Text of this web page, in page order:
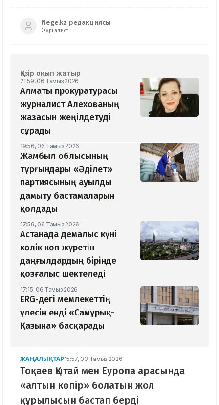
Nege.kz редакциясы
Журналист
Қазір оқып жатыр
21:59, 06 Тамыз 2026
Алматы прокуратурасы
журналист Алехованың
жазасын жеңілдетуді
сұрады
19:56, 06 Тамыз 2026
Жамбыл облысының
тұрғындары «Әділет»
партиясының ауылды
дамыту бастамаларын
қолдады
17:59, 06 Тамыз 2026
Астанада демалыс күні
көлік көп жүретін
даңғылдардың бірінде
қозғалыс шектеледі
17:15, 06 Тамыз 2026
ERG-дегі мемлекеттің
үлесін енді «Самұрық-
Қазына» басқарады
ЖАҢАЛЫҚТАР 15:57, 03 Тамыз 2026
Тоқаев Қытай мен Еуропа арасында
«алтын көпір» болатын жол
құрылысын бастап берді